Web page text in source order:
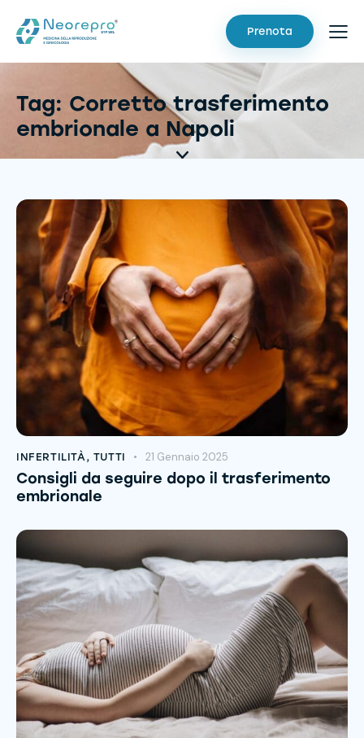
Prenota
Tag: Corretto trasferimento
embrionale a Napoli
INFERTILITÀ, TUTTI 21 Gennaio 2025
Consigli da seguire dopo il trasferimento
embrionale